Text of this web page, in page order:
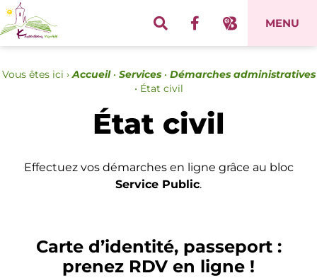
MENU
Vous êtes ici › Accueil• Services• Démarches administratives
• État civil
État civil
Effectuez vos démarches en ligne grâce au bloc
Service Public.
Carte d’identité, passeport :
prenez RDV en ligne !
Panneau de gestion des cookies